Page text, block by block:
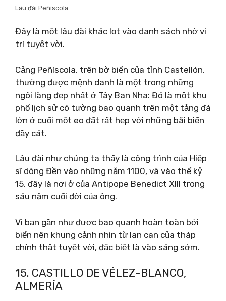
Lâu đài Peñíscola
Đây là một lâu đài khác lọt vào danh sách nhờ vị
trí tuyệt vời.
Cảng Peñíscola, trên bờ biển của tỉnh Castellón,
thường được mệnh danh là một trong những
ngôi làng đẹp nhất ở Tây Ban Nha: Đó là một khu
phố lịch sử có tường bao quanh trên một tảng đá
lớn ở cuối một eo đất rất hẹp với những bãi biển
đầy cát.
Lâu đài như chúng ta thấy là công trình của Hiệp
sĩ dòng Đền vào những năm 1100, và vào thế kỷ
15, đây là nơi ở của Antipope Benedict XIII trong
sáu năm cuối đời của ông.
Vì bạn gần như được bao quanh hoàn toàn bởi
biển nên khung cảnh nhìn từ lan can của tháp
chính thật tuyệt vời, đặc biệt là vào sáng sớm.
15. CASTILLO DE VÉLEZ-BLANCO,
ALMERÍA